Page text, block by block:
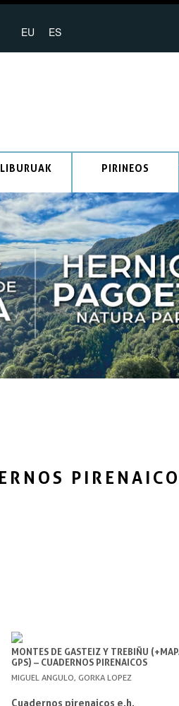
EU ES
PIRINEOS
MONTES DE GASTEIZ Y TREBIÑU
GPS) – CUADERNOS PIRENAICOS
MIGUEL ANGULO, GORKA LOPEZ
Cuadernos pirenaicos e.h.